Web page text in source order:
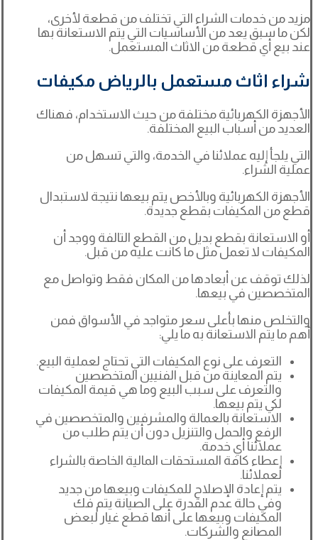
مزيد من خدمات الشراء التي تختلف من قطعة لأخرى،
لكن ما سبق يعد من الأساسيات التي يتم الاستعانة بها
عند بيع أي قطعة من الاثاث المستعمل.
شراء اثاث مستعمل بالرياض مكيفات
الأجهزة الكهربائية مختلفة من حيث الاستخدام، فهناك
العديد من أسباب البيع المختلفة.
التي يلجأ إليه عملائنا في الخدمة، والتي تسهل من
عملية الشراء.
الأجهزة الكهربائية وبالأخص يتم بيعها نتيجة لاستبدال
قطع من المكيفات بقطع جديدة.
أو الاستعانة بقطع بديل من القطع التالفة ووجد أن
المكيفات لا تعمل مثل ما كانت عليه من قبل.
لذلك توقف عن أبعادها من المكان فقط وتواصل مع
المتخصصين في بيعها.
والتخلص منها بأعلى سعر متواجد في الأسواق فمن
أهم ما يتم الاستعانة به ما يلي:
التعرف على نوع المكيفات التي تحتاج لعملية البيع.
يتم المعاينة من قبل الفنيين المتخصصين
والتعرف على سبب البيع وما هي قيمة المكيفات
لكي يتم بيعها.
الاستعانة بالعمالة والمشرفين والمتخصصين في
الرفع والحمل والتنزيل دون أن يتم طلب من
عملائنا أي خدمة.
إعطاء كافة المستحقات المالية الخاصة بالشراء
لعملائنا.
يتم إعادة الإصلاح للمكيفات وبيعها من جديد
وفي حالة عدم القدرة على الصيانة يتم فك
المكيفات وبيعها على أنها قطع غيار لبعض
المصانع والشركات.